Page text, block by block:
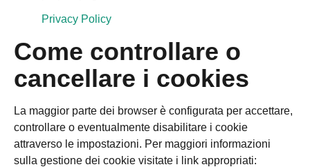
Privacy Policy
Come controllare o
cancellare i cookies
La maggior parte dei browser è configurata per accettare,
controllare o eventualmente disabilitare i cookie
attraverso le impostazioni. Per maggiori informazioni
sulla gestione dei cookie visitate i link appropriati: